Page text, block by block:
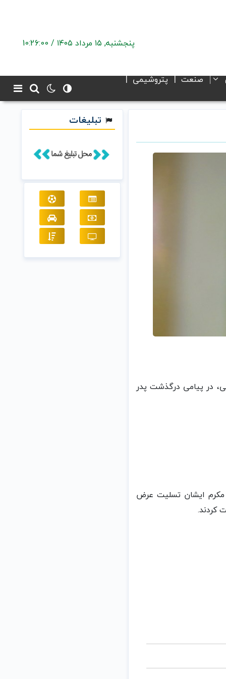
پنجشنبه, ۱۵ مرداد ۱۴۰۵ / 10:26:01
صنعت
پتروشیمی
در پیامی درگذشت پدر
مکرم ایشان تسلیت عرض
کردند.
تبلیغات